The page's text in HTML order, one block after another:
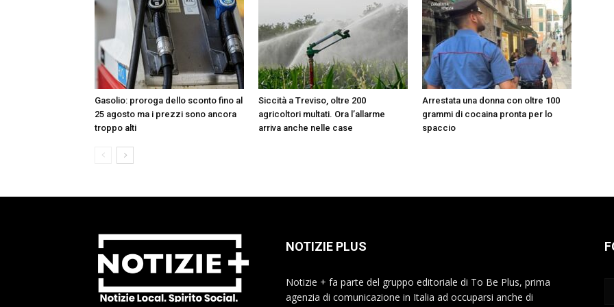
Gasolio: proroga dello sconto fino al
25 agosto ma i prezzi sono ancora
troppo alti
Siccità a Treviso, oltre 200
agricoltori multati. Ora l’allarme
arriva anche nelle case
Arrestata una donna con oltre 100
grammi di cocaina pronta per lo
spaccio
NOTIZIE PLUS
Notizie + fa parte del gruppo editoriale di To Be Plus, prima
agenzia di comunicazione in Italia ad occuparsi anche di